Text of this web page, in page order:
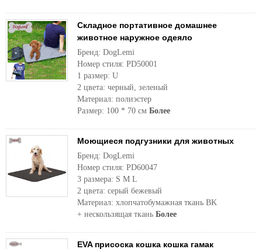
Складное портативное домашнее
животное наружное одеяло
Бренд: DogLemi
Номер стиля: PD50001
1 размер: U
2 цвета: черный, зеленый
Материал: полиэстер
Размер: 100 * 70 см Более
Моющиеся подгузники для животных
Бренд: DogLemi
Номер стиля: PD60047
3 размера: S M L
2 цвета: серый бежевый
Материал: хлопчатобумажная ткань BK
+ нескользящая ткань Более
EVA присоска кошка кошка гамак